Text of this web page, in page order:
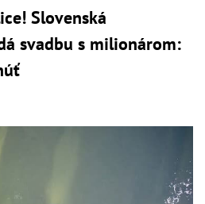
Slovenská
svadbu s milionárom: